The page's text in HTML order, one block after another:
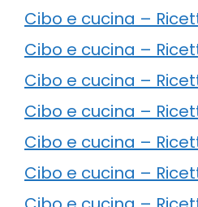
Cibo e cucina –
Cibo e cucina –
Cibo e cucina –
Cibo e cucina –
Cibo e cucina –
Cibo e cucina –